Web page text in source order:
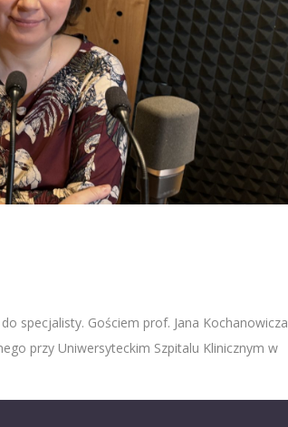
specjalisty. Gościem prof. Jana Kochanowicza
przy Uniwersyteckim Szpitalu Klinicznym w